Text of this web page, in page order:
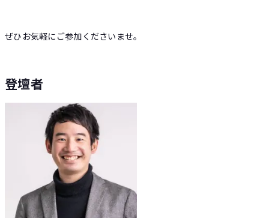
ぜひお気軽にご参加くださいませ。
登壇者